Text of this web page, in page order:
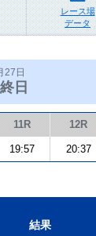
レース場
データ
27日
日
11R 12R
19:57 20:37
結果